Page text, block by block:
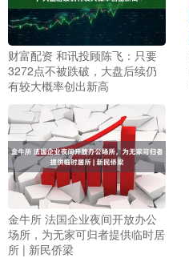
财富配资 和讯投顾陈飞：只要
3272点不被跌破，大盘后续仍
有较大概率创出新高
金牛所 法国企业夜间开放办公
场所，为无家可归者提供临时居
所 | 新民侨梁